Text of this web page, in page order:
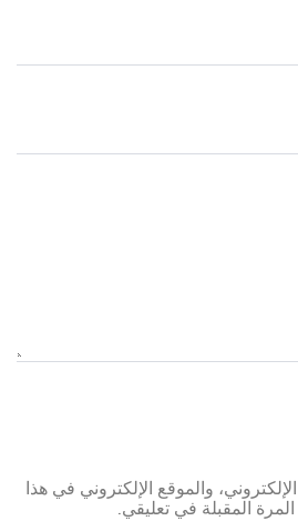
والموقع الإلكتروني في هذا
المقبلة في تعليقي.